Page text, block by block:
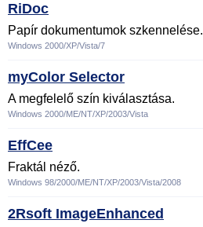
RiDoc
Papír dokumentumok szkennelése.
Windows 2000/XP/Vista/7
myColor Selector
A megfelelő szín kiválasztása.
Windows 2000/ME/NT/XP/2003/Vista
EffCee
Fraktál néző.
Windows 98/2000/ME/NT/XP/2003/Vista/2008
2Rsoft ImageEnhanced